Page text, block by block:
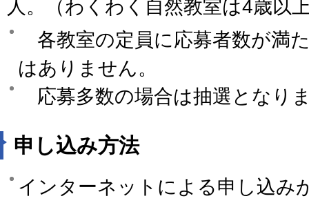
人。（わくわく自然教室は4歳以
各教室の定員に応募者数が満
はありません。
応募多数の場合は抽選となり
申し込み方法
インターネットによる申し込み